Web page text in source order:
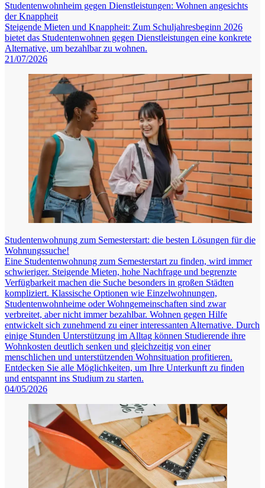
Studentenwohnheim gegen Dienstleistungen: Wohnen angesichts
der Knappheit
Steigende Mieten und Knappheit: Zum Schuljahresbeginn 2026
bietet das Studentenwohnen gegen Dienstleistungen eine konkrete
Alternative, um bezahlbar zu wohnen.
21/07/2026
Studentenwohnung zum Semesterstart: die besten Lösungen für die
Wohnungssuche!
Eine Studentenwohnung zum Semesterstart zu finden, wird immer
schwieriger. Steigende Mieten, hohe Nachfrage und begrenzte
Verfügbarkeit machen die Suche besonders in großen Städten
kompliziert. Klassische Optionen wie Einzelwohnungen,
Studentenwohnheime oder Wohngemeinschaften sind zwar
verbreitet, aber nicht immer bezahlbar. Wohnen gegen Hilfe
entwickelt sich zunehmend zu einer interessanten Alternative. Durch
einige Stunden Unterstützung im Alltag können Studierende ihre
Wohnkosten deutlich senken und gleichzeitig von einer
menschlichen und unterstützenden Wohnsituation profitieren.
Entdecken Sie alle Möglichkeiten, um Ihre Unterkunft zu finden
und entspannt ins Studium zu starten.
04/05/2026